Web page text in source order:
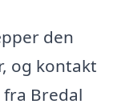
den
og kontakt
Bredal